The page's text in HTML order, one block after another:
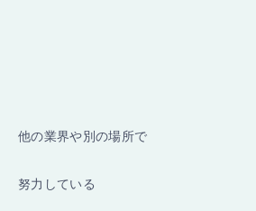
他の業界や別の場所で
努力している